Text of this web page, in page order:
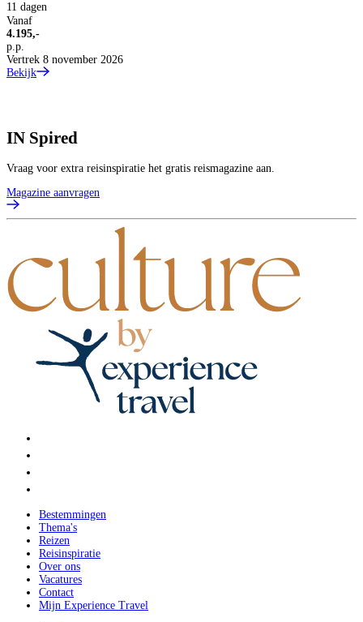
11 dagen
Vanaf
4.195,-
p.p.
Vertrek 8 november 2026
Bekijk
IN Spired
Vraag voor extra reisinspiratie het gratis reismagazine aan.
Magazine aanvragen
Bestemmingen
Thema's
Reizen
Reisinspiratie
Over ons
Vacatures
Contact
Mijn Experience Travel